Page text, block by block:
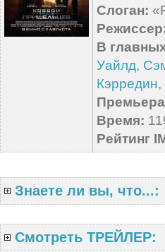
Слоган:
В
Уайлд,
Кэрредин,
Время:
Рейтинг
Знаете ли вы, что...:
Смотреть ТРЕЙЛЕР: